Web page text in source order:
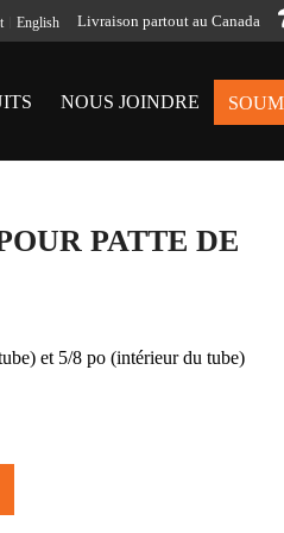
English Livraison partout au Canada
NOUS JOINDRE
PATTE DE
et 5/8 po (intérieur du tube)